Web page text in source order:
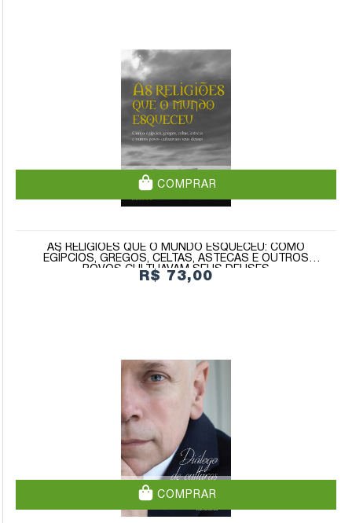
COMPRAR
AS RELIGIÕES QUE O MUNDO ESQUECEU: COMO
EGÍPCIOS, GREGOS, CELTAS, ASTECAS E OUTROS
POVOS CULTUAVAM SEUS DEUSES
R$ 73,00
COMPRAR